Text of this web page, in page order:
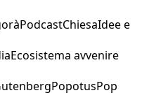
PodcastChiesaIdee e
Ecosistema avvenire
PopotusPop